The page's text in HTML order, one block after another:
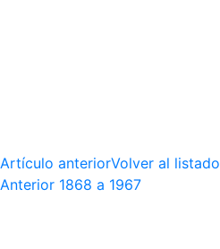
Artículo anteriorVolver al listado
Anterior 1868 a 1967